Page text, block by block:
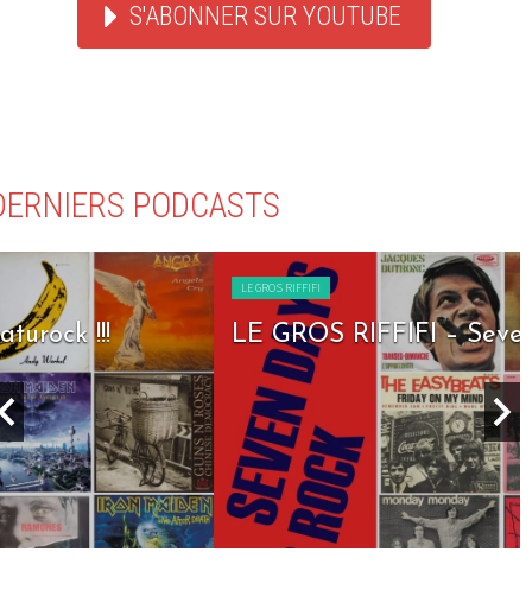
S'ABONNER SUR YOUTUBE
PODCASTS
LE GROS RIFFIFI
LE GROS RIFFIFI – Seven Days To Rock !!!